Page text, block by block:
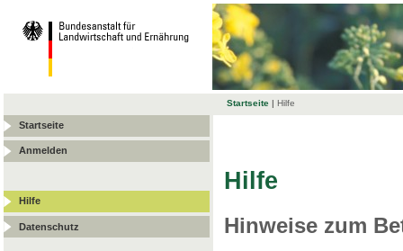
Startseite | Hilfe
Startseite
Anmelden
Hilfe
Datenschutz
Hilfe
Hinweise zum